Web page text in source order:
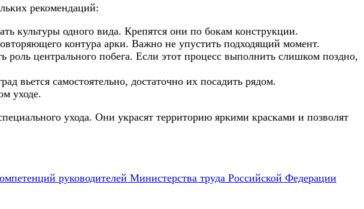
рекомендаций:
культуры одного вида. Крепятся они по бокам конструкции.
контура арки. Важно не упустить подходящий момент.
центрального побега. Если этот процесс выполнить слишком поздно,
вьется самостоятельно, достаточно их посадить рядом.
уходе.
ухода. Они украсят территорию яркими красками и позволят
руководителей Министерства труда Российской Федерации